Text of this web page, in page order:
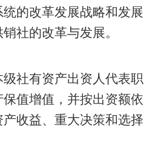
的改革发展战略和发展
社的改革与发展。
级社有资产出资人代表职
值增值，并按出资额依
收益、重大决策和选择